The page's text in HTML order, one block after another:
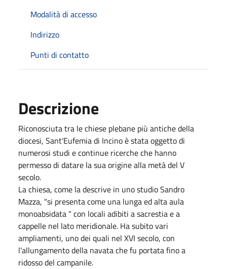
Modalità di accesso
Indirizzo
Punti di contatto
Descrizione
Riconosciuta tra le chiese plebane più antiche della
diocesi, Sant'Eufemia di Incino è stata oggetto di
numerosi studi e continue ricerche che hanno
permesso di datare la sua origine alla metà del V
secolo.
La chiesa, come la descrive in uno studio Sandro
Mazza, "si presenta come una lunga ed alta aula
monoabsidata " con locali adibiti a sacrestia e a
cappelle nel lato meridionale. Ha subito vari
ampliamenti, uno dei quali nel XVI secolo, con
l'allungamento della navata che fu portata fino a
ridosso del campanile.